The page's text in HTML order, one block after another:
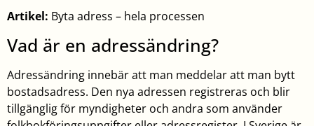
Artikel: Byta adress – hela processen
Vad är en adressändring?
Adressändring innebär att man meddelar att man bytt
bostadsadress. Den nya adressen registreras och blir
tillgänglig för myndigheter och andra som använder